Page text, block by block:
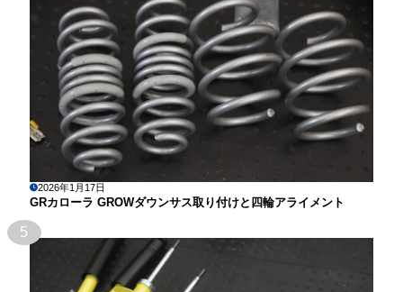
2026年1月17日
GRカローラ GROWダウンサス取り付けと四輪アライメント
5